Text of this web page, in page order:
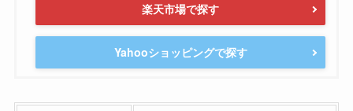
楽天市場で探す
Yahooショッピングで探す